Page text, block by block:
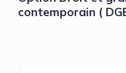
contemporain (